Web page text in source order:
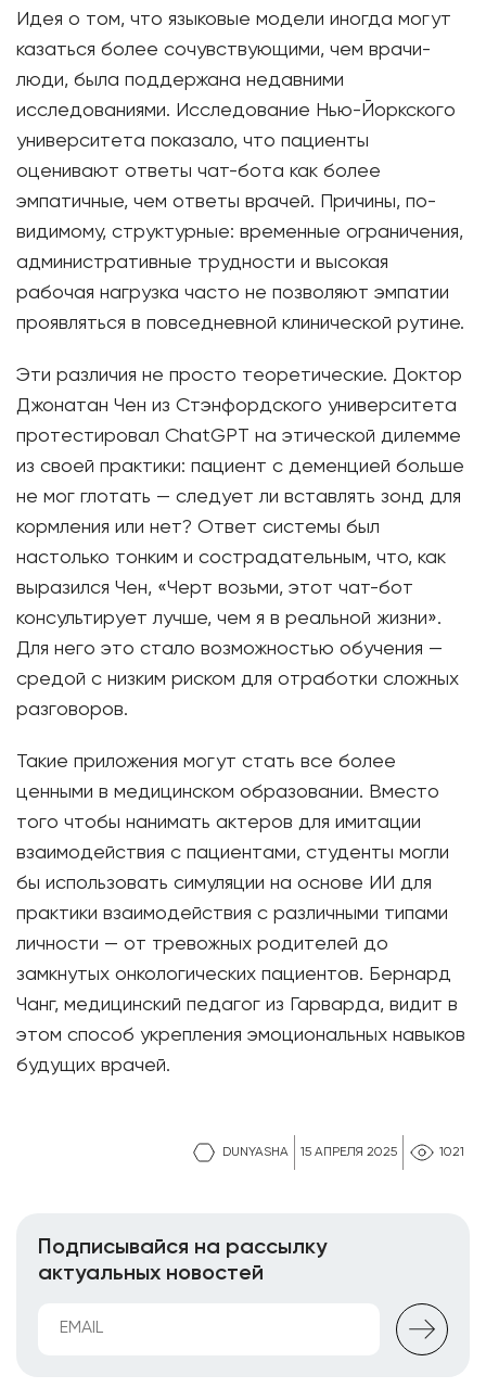
DUNYASHA 15 АПРЕЛЯ 2025 1021
Идея о том, что языковые модели иногда могут
казаться более сочувствующими, чем врачи-
люди, была поддержана недавними
исследованиями. Исследование Нью-Йоркского
университета показало, что пациенты
оценивают ответы чат-бота как более
эмпатичные, чем ответы врачей. Причины, по-
видимому, структурные: временные ограничения,
административные трудности и высокая
рабочая нагрузка часто не позволяют эмпатии
проявляться в повседневной клинической рутине.
Эти различия не просто теоретические. Доктор
Джонатан Чен из Стэнфордского университета
протестировал ChatGPT на этической дилемме
из своей практики: пациент с деменцией больше
не мог глотать — следует ли вставлять зонд для
кормления или нет? Ответ системы был
настолько тонким и сострадательным, что, как
выразился Чен, «Черт возьми, этот чат-бот
консультирует лучше, чем я в реальной жизни».
Для него это стало возможностью обучения —
средой с низким риском для отработки сложных
разговоров.
Такие приложения могут стать все более
ценными в медицинском образовании. Вместо
того чтобы нанимать актеров для имитации
взаимодействия с пациентами, студенты могли
бы использовать симуляции на основе ИИ для
практики взаимодействия с различными типами
личности — от тревожных родителей до
замкнутых онкологических пациентов. Бернард
Чанг, медицинский педагог из Гарварда, видит в
этом способ укрепления эмоциональных навыков
будущих врачей.
Подписывайся на рассылку
актуальных новостей